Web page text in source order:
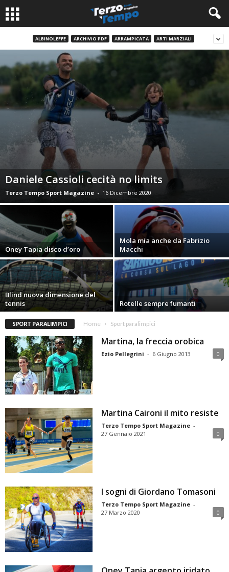
ALBINOLEFFE ARCHIVIO PDF ARRAMPICATA ARTI MARZIALI
Daniele Cassioli cecità no limits
Terzo Tempo Sport Magazine - 16 Dicembre 2020
Oney Tapia disco d’oro
Mola mia anche da Fabrizio
Macchi
Blind nuova dimensione del
tennis
Rotelle sempre fumanti
SPORT PARALIMPICI Home Sport paralimpici
Martina, la freccia orobica
Ezio Pellegrini - 6 Giugno 2013 0
Martina Caironi il mito resiste
Terzo Tempo Sport Magazine -
27 Gennaio 2021
0
I sogni di Giordano Tomasoni
Terzo Tempo Sport Magazine -
27 Marzo 2020
0